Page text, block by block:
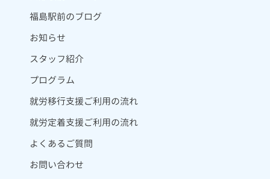
福島駅前のブログ
お知らせ
スタッフ紹介
プログラム
就労移行支援ご利用の流れ
就労定着支援ご利用の流れ
よくあるご質問
お問い合わせ